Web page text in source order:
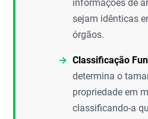
informações de
sejam idênticas
órgãos.
Classificação
determina o
propriedade em
classificando-a